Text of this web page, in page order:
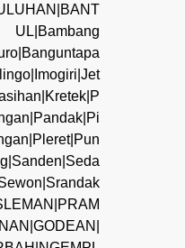
UL|Bambang